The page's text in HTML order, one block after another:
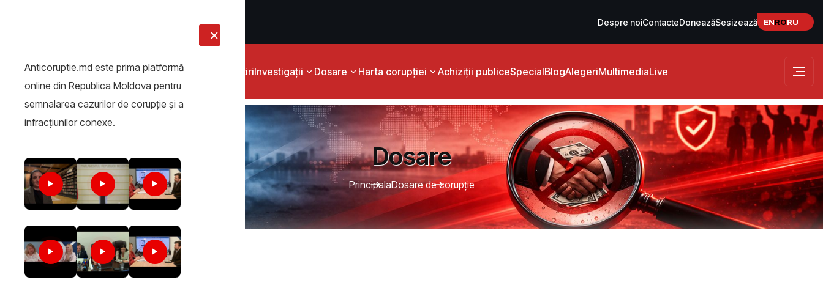
Despre noiContacteDoneazăSesizează ENRORU
ȘtiriInvestigații Dosare Harta corupției Achiziții publiceSpecialBlogAlegeriMultimediaLive
Anticoruptie.md este prima platformă
online din Republica Moldova pentru
semnalarea cazurilor de corupţie şi a
infracţiunilor conexe.
Dosare
PrincipalaDosare de corupție